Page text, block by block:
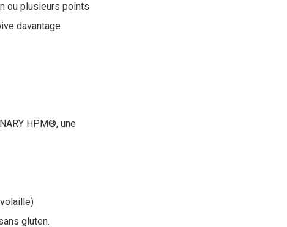
ou plusieurs points
davantage.
HPM®, une
gluten.